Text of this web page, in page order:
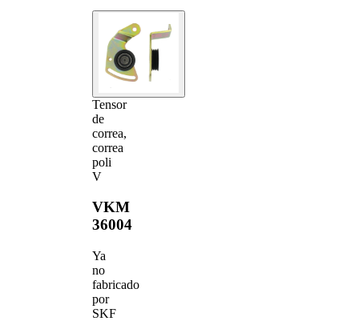
Tensor
de
correa,
correa
poli
V
VKM
36004
Ya
no
fabricado
por
SKF